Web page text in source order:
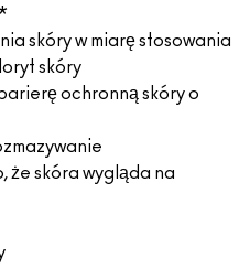
skóry w miarę stosowania
skóry
ochronną skóry o
że skóra wygląda na